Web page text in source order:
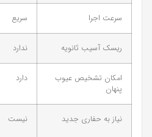
سرعت اجرا سریع
ریسک آسیب ثانویه ندارد
امکان تشخیص عیوب
پنهان
دارد
نیاز به حفاری جدید نیست